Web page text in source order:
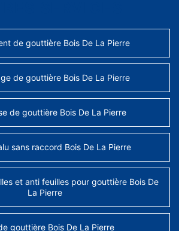
de gouttière Bois De La Pierre
de gouttière Bois De La Pierre
de gouttière Bois De La Pierre
sans raccord Bois De La Pierre
et anti feuilles pour gouttière Bois De
La Pierre
gouttière Bois De La Pierre